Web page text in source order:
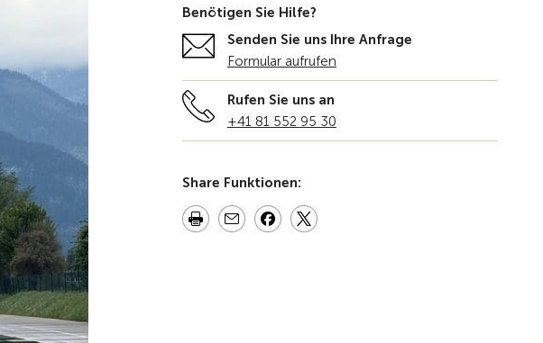
Benötigen Sie Hilfe?
Senden Sie uns Ihre Anfrage
Formular aufrufen
Rufen Sie uns an
+41 81 552 95 30
Share Funktionen: